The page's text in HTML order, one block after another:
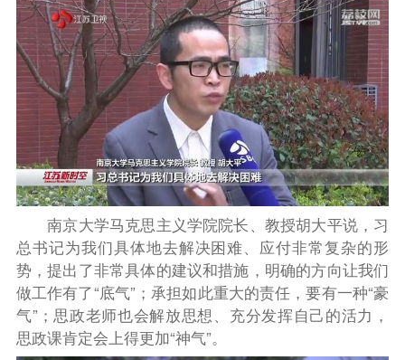
南京大学马克思主义学院院长、教授胡大平说，习
总书记为我们具体地去解决困难、应付非常复杂的形
势，提出了非常具体的建议和措施，明确的方向让我们
做工作有了“底气”；承担如此重大的责任，要有一种“豪
气”；思政老师也会解放思想、充分发挥自己的活力，
思政课肯定会上得更加“神气”。